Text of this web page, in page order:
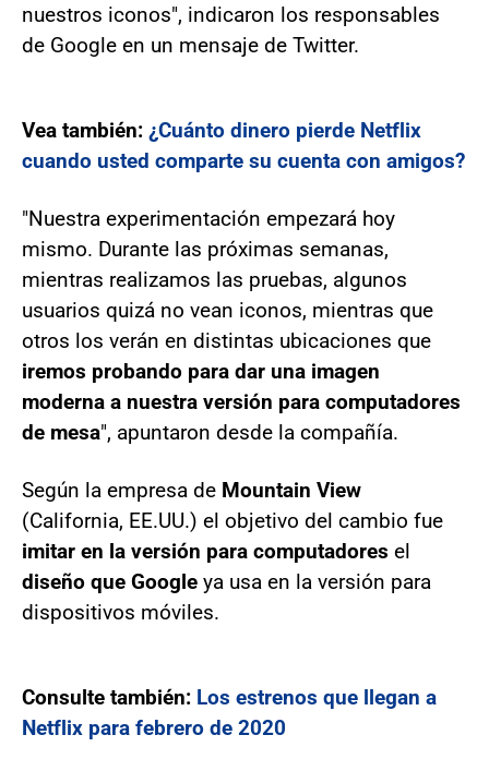
nuestros iconos", indicaron los responsables
de Google en un mensaje de Twitter.
Vea también: ¿Cuánto dinero pierde Netflix
cuando usted comparte su cuenta con amigos?
"Nuestra experimentación empezará hoy
mismo. Durante las próximas semanas,
mientras realizamos las pruebas, algunos
usuarios quizá no vean iconos, mientras que
otros los verán en distintas ubicaciones que
iremos probando para dar una imagen
moderna a nuestra versión para computadores
de mesa", apuntaron desde la compañía.
Según la empresa de Mountain View
(California, EE.UU.) el objetivo del cambio fue
imitar en la versión para computadores el
diseño que Google ya usa en la versión para
dispositivos móviles.
Consulte también: Los estrenos que llegan a
Netflix para febrero de 2020